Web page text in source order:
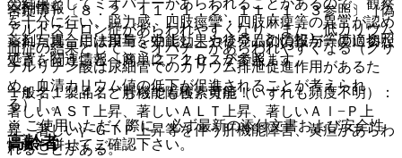
合錠等）〔８．２、１１．１．２、１１．１．３参照〕［偽
アルドステロン症があらわれやすくなり、また、低カリウム
血症の結果として、ミオパチーがあらわれやすくなる（グリ
チルリチン酸は尿細管でのカリウム排泄促進作用があるた
め、血清カリウム値の低下が促進されることが考えられ
る）］。
高齢者
の結果としてミオパチーがあらわれることがあるので、観察
を十分に行い、脱力感、四肢痙攣・四肢麻痺等の異常が認め
られた場合には投与を中止し、カリウム剤の投与等の適切な
処置を行うこと〔８．２、１０．２参照〕。
１１．１．４． 肝機能障害、黄疸（いずれも頻度不明）：
著しいＡＳＴ上昇、著しいＡＬＴ上昇、著しいＡｌ−Ｐ上
昇、著しいγ−ＧＴＰ上昇等を伴う肝機能障害、黄疸があらわ
れることがある。
薬剤情報
薬剤写真、用法用量、効能効果や後発品の情報が一度に参照
でき、関連情報へ簡単にアクセスができます。
一般名、製品名どちらでも検索可能！
※ ご使用いただく際に、必ず最新の添付文書および安全性
情報も併せてご確認下さい。